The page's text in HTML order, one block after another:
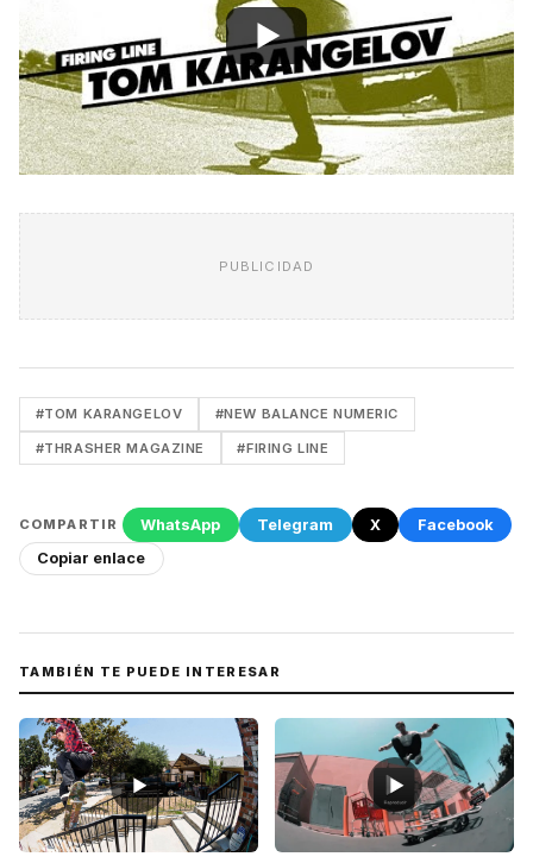
PUBLICIDAD
#TOM KARANGELOV #NEW BALANCE NUMERIC
#THRASHER MAGAZINE #FIRING LINE
COMPARTIR WhatsApp Telegram X
Facebook
Copiar enlace
TAMBIÉN TE PUEDE INTERESAR
▶ ▶